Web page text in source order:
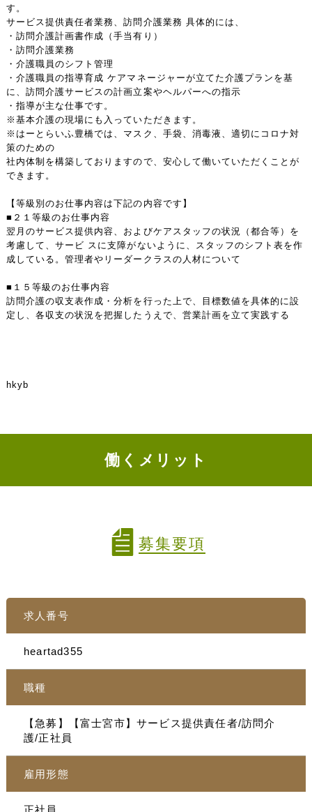
す。
サービス提供責任者業務、訪問介護業務 具体的には、
・訪問介護計画書作成（手当有り）
・訪問介護業務
・介護職員のシフト管理
・介護職員の指導育成 ケアマネージャーが立てた介護プランを基
に、訪問介護サービスの計画立案やヘルパーへの指示
・指導が主な仕事です。
※基本介護の現場にも入っていただきます。
※はーとらいふ豊橋では、マスク、手袋、消毒液、適切にコロナ対
策のための
社内体制を構築しておりますので、安心して働いていただくことが
できます。
【等級別のお仕事内容は下記の内容です】
■２１等級のお仕事内容
翌月のサービス提供内容、およびケアスタッフの状況（都合等）を
考慮して、サービ スに支障がないように、スタッフのシフト表を作
成している。管理者やリーダークラスの人材について
■１５等級のお仕事内容
訪問介護の収支表作成・分析を行った上で、目標数値を具体的に設
定し、各収支の状況を把握したうえで、営業計画を立て実践する
hkyb
働くメリット
募集要項
求人番号
heartad355
職種
【急募】【富士宮市】サービス提供責任者/訪問介
護/正社員
雇用形態
正社員